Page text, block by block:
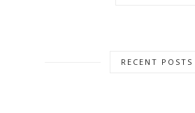
RECENT POSTS